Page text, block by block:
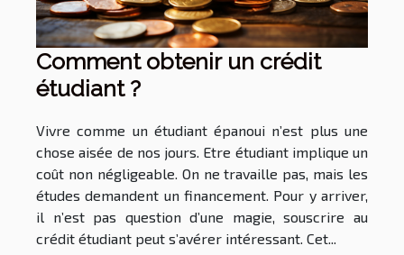
Comment obtenir un crédit
étudiant ?
Vivre comme un étudiant épanoui n’est plus une
chose aisée de nos jours. Etre étudiant implique un
coût non négligeable. On ne travaille pas, mais les
études demandent un financement. Pour y arriver,
il n’est pas question d’une magie, souscrire au
crédit étudiant peut s’avérer intéressant. Cet...